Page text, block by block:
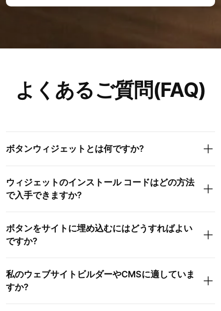
よくあるご質問(FAQ)
ボタンウィジェットとは何ですか?
ウィジェットのインストール コードはどの方法
で入手できますか?
ボタンをサイトに埋め込むにはどうすればよい
ですか?
私のウェブサイトビルダーやCMSに適していま
すか?